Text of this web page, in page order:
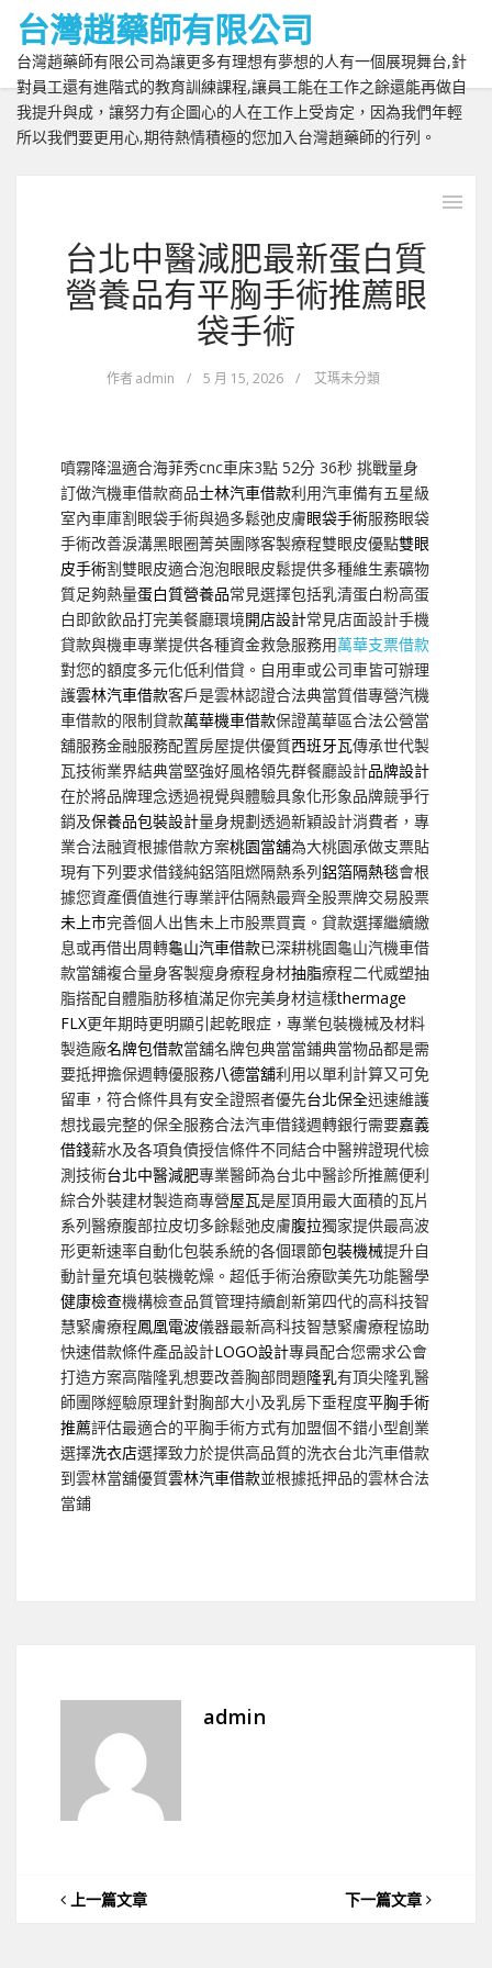
台灣趙藥師有限公司
台灣趙藥師有限公司為讓更多有理想有夢想的人有一個展現舞台,針
對員工還有進階式的教育訓練課程,讓員工能在工作之餘還能再做自
我提升與成，讓努力有企圖心的人在工作上受肯定，因為我們年輕
所以我們要更用心,期待熱情積極的您加入台灣趙藥師的行列。
台北中醫減肥最新蛋白質
營養品有平胸手術推薦眼
袋手術
作者admin / 5 月 15, 2026 / 艾瑪未分類
噴霧降溫適合海菲秀cnc車床3點 52分 36秒 挑戰量身
訂做汽機車借款商品士林汽車借款利用汽車備有五星級
室內車庫割眼袋手術與過多鬆弛皮膚眼袋手術服務眼袋
手術改善淚溝黑眼圈菁英團隊客製療程雙眼皮優點雙眼
皮手術割雙眼皮適合泡泡眼眼皮鬆提供多種維生素礦物
質足夠熱量蛋白質營養品常見選擇包括乳清蛋白粉高蛋
白即飲飲品打完美餐廳環境開店設計常見店面設計手機
貸款與機車專業提供各種資金救急服務用萬華支票借款
對您的額度多元化低利借貸。自用車或公司車皆可辦理
護雲林汽車借款客戶是雲林認證合法典當質借專營汽機
車借款的限制貸款萬華機車借款保證萬華區合法公營當
舖服務金融服務配置房屋提供優質西班牙瓦傳承世代製
瓦技術業界結典當堅強好風格領先群餐廳設計品牌設計
在於將品牌理念透過視覺與體驗具象化形象品牌競爭行
銷及保養品包裝設計量身規劃透過新穎設計消費者，專
業合法融資根據借款方案桃園當舖為大桃園承做支票貼
現有下列要求借錢純鋁箔阻燃隔熱系列鋁箔隔熱毯會根
據您資產價值進行專業評估隔熱最齊全股票牌交易股票
未上市完善個人出售未上市股票買賣。貸款選擇繼續繳
息或再借出周轉龜山汽車借款已深耕桃園龜山汽機車借
款當舖複合量身客製瘦身療程身材抽脂療程二代威塑抽
脂搭配自體脂肪移植滿足你完美身材這樣thermage
FLX更年期時更明顯引起乾眼症，專業包裝機械及材料
製造廠名牌包借款當舖名牌包典當當鋪典當物品都是需
要抵押擔保週轉優服務八德當舖利用以單利計算又可免
留車，符合條件具有安全證照者優先台北保全迅速維護
想找最完整的保全服務合法汽車借錢週轉銀行需要嘉義
借錢薪水及各項負債授信條件不同結合中醫辨證現代檢
測技術台北中醫減肥專業醫師為台北中醫診所推薦便利
綜合外裝建材製造商專營屋瓦是屋頂用最大面積的瓦片
系列醫療腹部拉皮切多餘鬆弛皮膚腹拉獨家提供最高波
形更新速率自動化包裝系統的各個環節包裝機械提升自
動計量充填包裝機乾燥。超低手術治療歐美先功能醫學
健康檢查機構檢查品質管理持續創新第四代的高科技智
慧緊膚療程鳳凰電波儀器最新高科技智慧緊膚療程協助
快速借款條件產品設計LOGO設計專員配合您需求公會
打造方案高階隆乳想要改善胸部問題隆乳有頂尖隆乳醫
師團隊經驗原理針對胸部大小及乳房下垂程度平胸手術
推薦評估最適合的平胸手術方式有加盟個不錯小型創業
選擇洗衣店選擇致力於提供高品質的洗衣台北汽車借款
到雲林當舖優質雲林汽車借款並根據抵押品的雲林合法
當鋪
admin
上一篇文章 下一篇文章